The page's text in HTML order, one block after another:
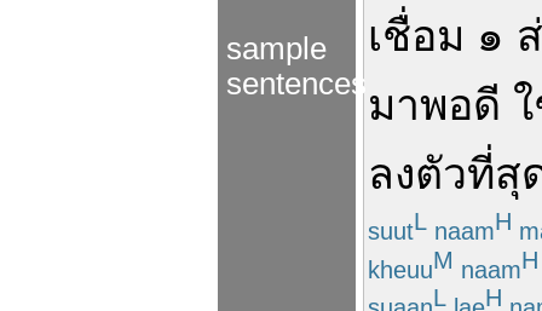
sample
sentences
เชื่อม ๑
มาพอดี
ลงตัวที่สุ
suutL naamH
kheuuM naamH
L H